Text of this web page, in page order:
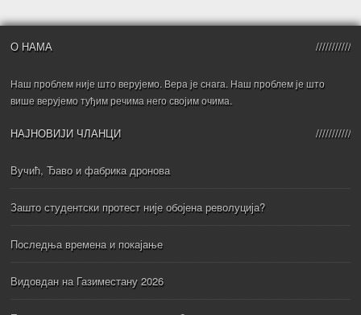
О НАМА
Наш проблем није што верујемо. Вера је снага. Наш проблем је што
више верујемо туђим речима него својим очима.
НАЈНОВИЈИ ЧЛАНЦИ
Вучић, Ђаво и фабрика дронова
Зашто студентски протест није обојена револуција?
Последња времена и покајање
Видовдан на Газиместану 2026